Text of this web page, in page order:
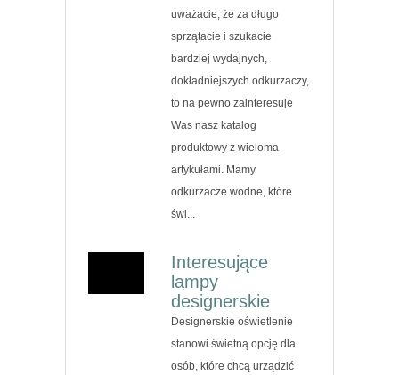
uważacie, że za długo
sprzątacie i szukacie
bardziej wydajnych,
dokładniejszych odkurzaczy,
to na pewno zainteresuje
Was nasz katalog
produktowy z wieloma
artykułami. Mamy
odkurzacze wodne, które
świ...
Interesujące
lampy
designerskie
Designerskie oświetlenie
stanowi świetną opcję dla
osób, które chcą urządzić